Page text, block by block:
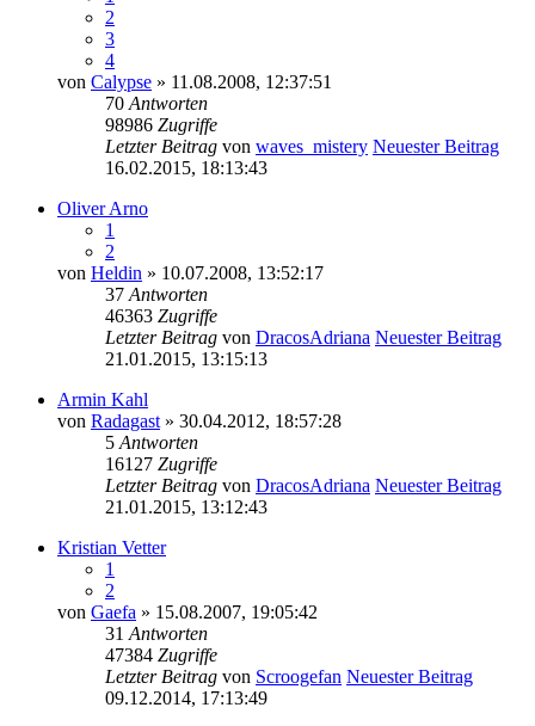
2
3
4
von Calypse » 11.08.2008, 12:37:51
70 Antworten
98986 Zugriffe
Letzter Beitrag von waves_mistery Neuester Beitrag
16.02.2015, 18:13:43
Oliver Arno
1
2
von Heldin » 10.07.2008, 13:52:17
37 Antworten
46363 Zugriffe
Letzter Beitrag von DracosAdriana Neuester Beitrag
21.01.2015, 13:15:13
Armin Kahl
von Radagast » 30.04.2012, 18:57:28
5 Antworten
16127 Zugriffe
Letzter Beitrag von DracosAdriana Neuester Beitrag
21.01.2015, 13:12:43
Kristian Vetter
1
2
von Gaefa » 15.08.2007, 19:05:42
31 Antworten
47384 Zugriffe
Letzter Beitrag von Scroogefan Neuester Beitrag
09.12.2014, 17:13:49